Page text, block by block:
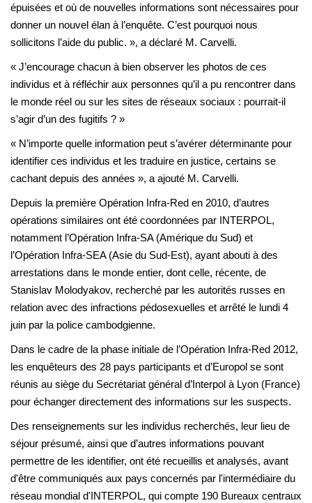
épuisées et où de nouvelles informations sont nécessaires pour
donner un nouvel élan à l’enquête. C’est pourquoi nous
sollicitons l’aide du public. », a déclaré M. Carvelli.
« J’encourage chacun à bien observer les photos de ces
individus et à réfléchir aux personnes qu’il a pu rencontrer dans
le monde réel ou sur les sites de réseaux sociaux : pourrait-il
s’agir d’un des fugitifs ? »
« N’importe quelle information peut s’avérer déterminante pour
identifier ces individus et les traduire en justice, certains se
cachant depuis des années », a ajouté M. Carvelli.
Depuis la première Opération Infra-Red en 2010, d’autres
opérations similaires ont été coordonnées par INTERPOL,
notamment l’Opération Infra-SA (Amérique du Sud) et
l’Opération Infra-SEA (Asie du Sud-Est), ayant abouti à des
arrestations dans le monde entier, dont celle, récente, de
Stanislav Molodyakov, recherché par les autorités russes en
relation avec des infractions pédosexuelles et arrêté le lundi 4
juin par la police cambodgienne.
Dans le cadre de la phase initiale de l’Opération Infra-Red 2012,
les enquêteurs des 28 pays participants et d’Europol se sont
réunis au siège du Secrétariat général d’Interpol à Lyon (France)
pour échanger directement des informations sur les suspects.
Des renseignements sur les individus recherchés, leur lieu de
séjour présumé, ainsi que d’autres informations pouvant
permettre de les identifier, ont été recueillis et analysés, avant
d'être communiqués aux pays concernés par l'intermédiaire du
réseau mondial d'INTERPOL, qui compte 190 Bureaux centraux